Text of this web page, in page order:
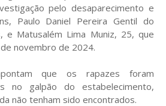
pelo desaparecimento e
Paulo Daniel Pereira Gentil do
e Matusalém Lima Muniz, 25, que
novembro de 2024.
que os rapazes foram
no galpão do estabelecimento,
não tenham sido encontrados.